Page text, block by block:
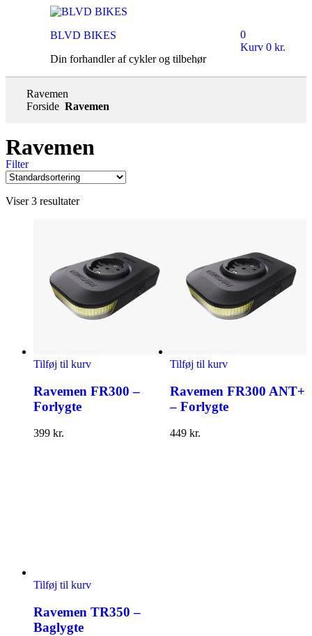
BLVD BIKES
Din forhandler af cykler og tilbehør
0
Kurv 0 kr.
Ravemen
Forside Ravemen
Ravemen
Filter
Viser 3 resultater
Tilføj til kurv
Ravemen FR300 –
Forlygte
399 kr.
Tilføj til kurv
Ravemen FR300 ANT+
– Forlygte
449 kr.
Tilføj til kurv
Ravemen TR350 –
Baglygte